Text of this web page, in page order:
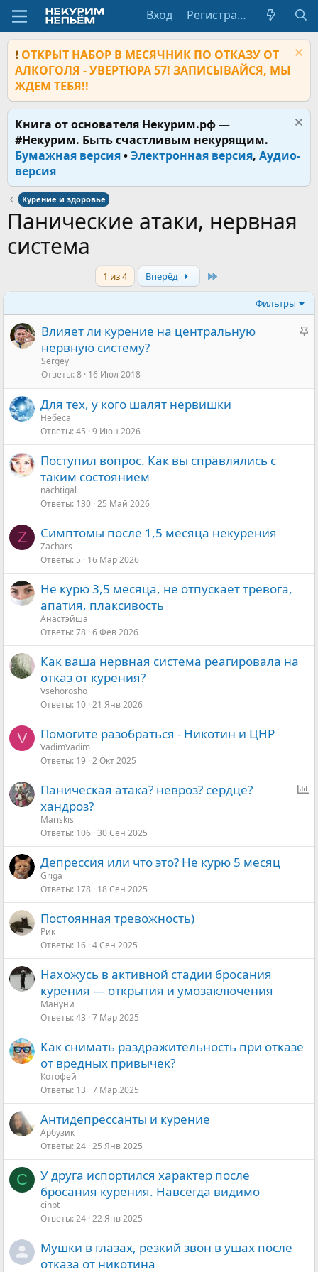
Вход Регистрация
❗ ОТКРЫТ НАБОР В МЕСЯЧНИК ПО ОТКАЗУ ОТ
АЛКОГОЛЯ - УВЕРТЮРА 57! ЗАПИСЫВАЙСЯ, МЫ
ЖДЕМ ТЕБЯ!!
Книга от основателя Некурим.рф —
#Некурим. Быть счастливым некурящим.
Бумажная версия•Электронная версия, Аудио-
версия
Курение и здоровье
Панические атаки, нервная
система
1 из 4 Вперёд
Фильтры
З
е
Влияет ли курение на центральную
нервную систему?
Sergey
Ответы 8 16 Июл 2018
Для тех, у кого шалят нервишки
Небеса
Ответы 45 9 Июн 2026
Поступил вопрос. Как вы справлялись с
таким состоянием
nachtigal
Ответы 130 25 Май 2026
Z Симптомы после 1,5 месяца некурения
Zachars
Ответы 5 16 Мар 2026
Не курю 3,5 месяца, не отпускает тревога,
апатия, плаксивость
Анастэйша
Ответы 78 6 Фев 2026
Как ваша нервная система реагировала на
отказ от курения?
Vsehorosho
Ответы 10 21 Янв 2026
V Помогите разобраться - Никотин и ЦНР
VadimVadim
Ответы 19 2 Окт 2025
О
с
Паническая атака? невроз? сердце?
хандроз?
Mariskis
Ответы 106 30 Сен 2025
Депрессия или что это? Не курю 5 месяц
Griga
Ответы 178 18 Сен 2025
Постоянная тревожность)
Рик
Ответы 16 4 Сен 2025
Нахожусь в активной стадии бросания
курения — открытия и умозаключения
Мануни
Ответы 43 7 Мар 2025
Как снимать раздражительность при отказе
от вредных привычек?
Котофей
Ответы 13 7 Мар 2025
Антидепрессанты и курение
Арбузик
Ответы 24 25 Янв 2025
C
У друга испортился характер после
бросания курения. Навсегда видимо
cinpt
Ответы 24 22 Янв 2025
Мушки в глазах, резкий звон в ушах после
отказа от никотина